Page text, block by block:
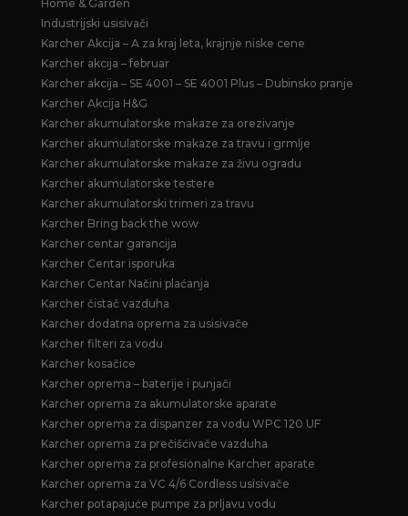
Home & Garden
Industrijski usisivači
Karcher Akcija – A za kraj leta, krajnje niske cene
Karcher akcija – februar
Karcher akcija – SE 4001 – SE 4001 Plus – Dubinsko pranje
Karcher Akcija H&G
Karcher akumulatorske makaze za orezivanje
Karcher akumulatorske makaze za travu i grmlje
Karcher akumulatorske makaze za živu ogradu
Karcher akumulatorske testere
Karcher akumulatorski trimeri za travu
Karcher Bring back the wow
Karcher centar garancija
Karcher Centar isporuka
Karcher Centar Načini plaćanja
Karcher čistač vazduha
Karcher dodatna oprema za usisivače
Karcher filteri za vodu
Karcher kosačice
Karcher oprema – baterije i punjači
Karcher oprema za akumulatorske aparate
Karcher oprema za dispanzer za vodu WPC 120 UF
Karcher oprema za prečišćivače vazduha
Karcher oprema za profesionalne Karcher aparate
Karcher oprema za VC 4/6 Cordless usisivače
Karcher potapajuće pumpe za prljavu vodu